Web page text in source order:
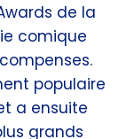
de la
comique
populaire
a ensuite
grands